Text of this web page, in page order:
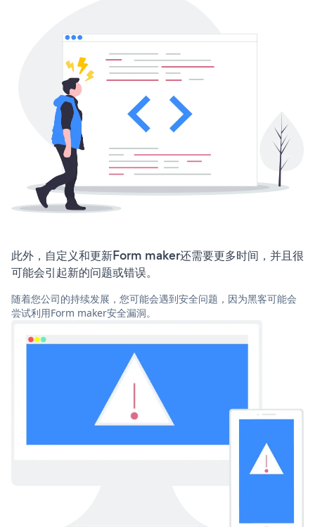
此外，自定义和更新Form maker还需要更多时间，并且很
可能会引起新的问题或错误。
随着您公司的持续发展，您可能会遇到安全问题，因为黑客可能会
尝试利用Form maker安全漏洞。